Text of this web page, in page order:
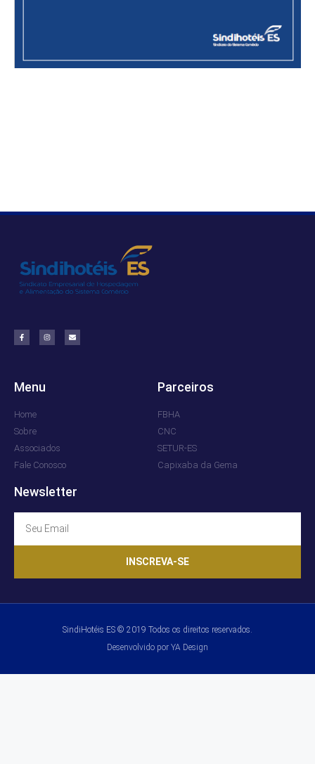
Menu
Home
Sobre
Associados
Fale Conosco
Parceiros
FBHA
CNC
SETUR-ES
Capixaba da Gema
Newsletter
INSCREVA-SE
SindiHotéis ES © 2019 Todos os direitos reservados.
Desenvolvido por YA Design